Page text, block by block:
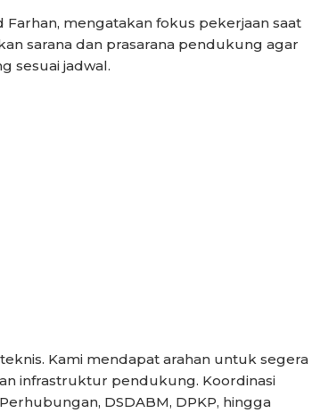
mengatakan fokus pekerjaan saat
sarana dan prasarana pendukung agar
sesuai jadwal.
Kami mendapat arahan untuk segera
infrastruktur pendukung. Koordinasi
DSDABM, DPKP, hingga